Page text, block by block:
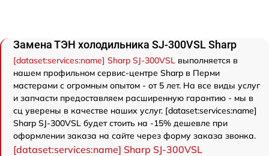
Замена ТЭН холодильника SJ-300VSL Sharp
[dataset:services:name] Sharp SJ-300VSL выполняется в
нашем профильном сервис-центре Sharp в Перми
мастерами с огромным опытом - от 5 лет. На все виды услуг
и запчасти предоставляем расширенную гарантию - мы в
сц уверены в качестве наших услуг. [dataset:services:name]
Sharp SJ-300VSL будет стоить на -15% дешевле при
оформлении заказа на сайте через форму заказа звонка.
[dataset:services:name] Sharp SJ-300VSL